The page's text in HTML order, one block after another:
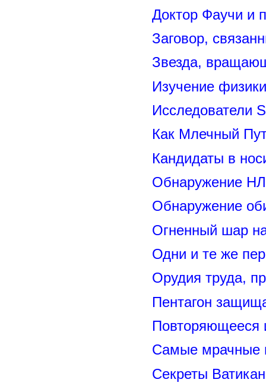
Доктор Фаучи и
Заговор,
Звезда,
Изучение
Исследователи
Как Млечный
Кандидаты в
Обнаружение
Обнаружение
Огненный шар
Одни и те же
Орудия труда,
Пентагон
Повторяющееся
Самые мрачные
Секреты